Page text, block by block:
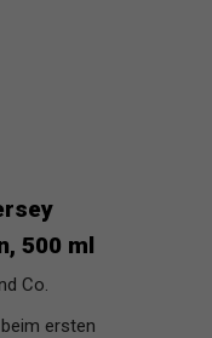
500 ml
Co.
ersten